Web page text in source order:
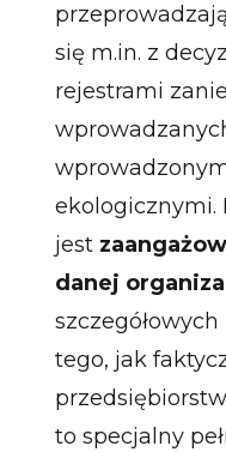
się m.in. z
rejestrami
ekologicznymi.
jest
danej
tego, jak
to specjalny